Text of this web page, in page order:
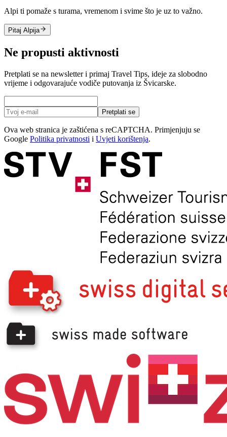
Alpi ti pomaže s turama, vremenom i svime što je uz to važno.
Pitaj Alpija
Ne propusti aktivnosti
Pretplati se na newsletter i primaj Travel Tips, ideje za slobodno
vrijeme i odgovarajuće vodiče putovanja iz Švicarske.
Pretplati se
Ova web stranica je zaštićena s reCAPTCHA. Primjenjuju se
Google Politika privatnosti i Uvjeti korištenja.